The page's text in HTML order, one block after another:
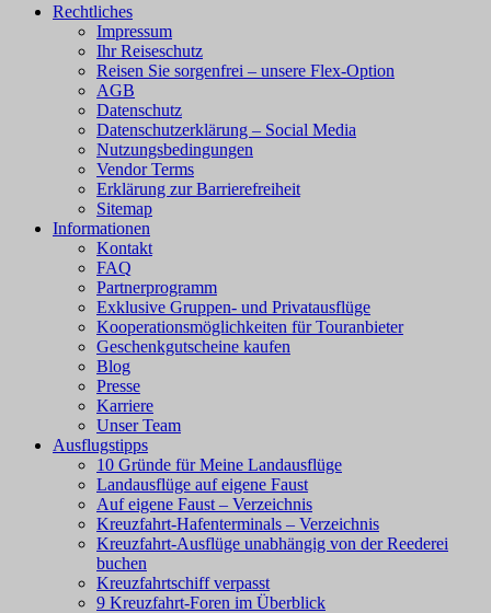
Rechtliches
Impressum
Ihr Reiseschutz
Reisen Sie sorgenfrei – unsere Flex-Option
AGB
Datenschutz
Datenschutzerklärung – Social Media
Nutzungsbedingungen
Vendor Terms
Erklärung zur Barrierefreiheit
Sitemap
Informationen
Kontakt
FAQ
Partnerprogramm
Exklusive Gruppen- und Privatausflüge
Kooperationsmöglichkeiten für Touranbieter
Geschenkgutscheine kaufen
Blog
Presse
Karriere
Unser Team
Ausflugstipps
10 Gründe für Meine Landausflüge
Landausflüge auf eigene Faust
Auf eigene Faust – Verzeichnis
Kreuzfahrt-Hafenterminals – Verzeichnis
Kreuzfahrt-Ausflüge unabhängig von der Reederei
buchen
Kreuzfahrtschiff verpasst
9 Kreuzfahrt-Foren im Überblick